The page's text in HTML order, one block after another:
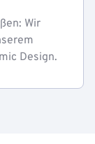
Wir
Design.